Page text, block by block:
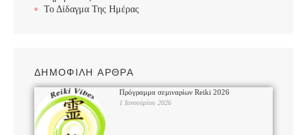
Το Δίδαγμα Της Ημέρας
ΔΗΜΟΦΙΛΗ ΑΡΘΡΑ
Πρόγραμμα σεμιναρίων Reiki 2026
1 Ιανουαρίου 2026